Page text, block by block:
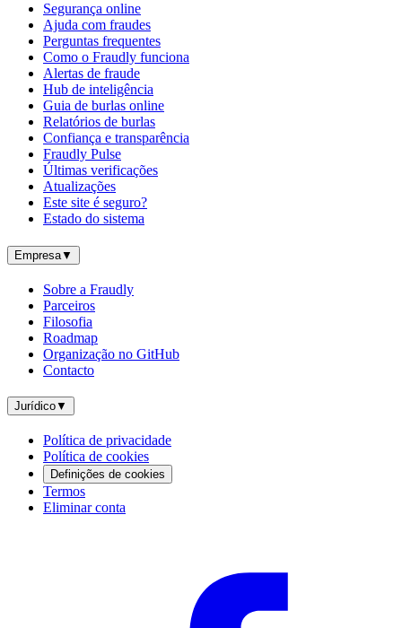
Segurança online
Ajuda com fraudes
Perguntas frequentes
Como o Fraudly funciona
Alertas de fraude
Hub de inteligência
Guia de burlas online
Relatórios de burlas
Confiança e transparência
Fraudly Pulse
Últimas verificações
Atualizações
Este site é seguro?
Estado do sistema
Empresa▼
Sobre a Fraudly
Parceiros
Filosofia
Roadmap
Organização no GitHub
Contacto
Jurídico▼
Política de privacidade
Política de cookies
Definições de cookies
Termos
Eliminar conta